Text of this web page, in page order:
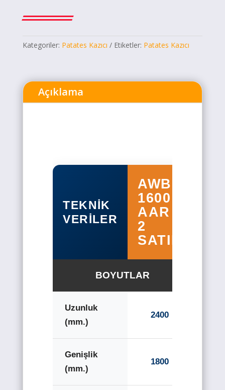
Kategoriler: Patates Kazıcı Etiketler: Patates Kazıcı
Açıklama
TEKNİK
VERİLER
AWB-
1600
AAR
2
SATIR
BOYUTLAR
Uzunluk
(mm.)
2400
Genişlik
(mm.)
1800